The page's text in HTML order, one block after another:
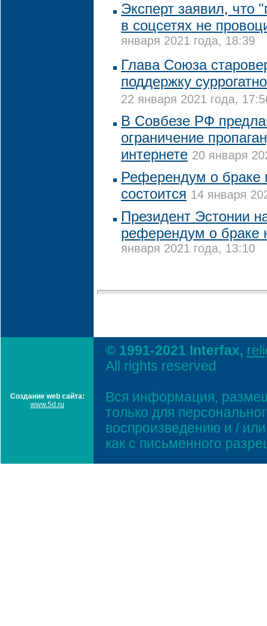
Эксперт заявил, что
в соцсетях не
января 2021 года, 18:39
Глава Союза
поддержку
22 января 2021 года,
В Совбезе РФ
ограничение
интернете 20 января
Референдум о браке
состоится 14 января
Президент Эстонии
референдум о браке
января 2021 года, 13:10
Создание web сайта:
www.5d.ru
© 1991-2021 Interfax,
All rights reserved
Вся информация,
только для
воспроизведению и /
как с письменного